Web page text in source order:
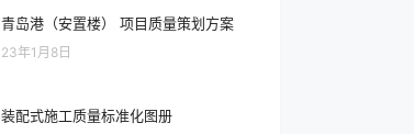
青岛港（安置楼） 项目质量策划方案
23年1月8日
装配式施工质量标准化图册